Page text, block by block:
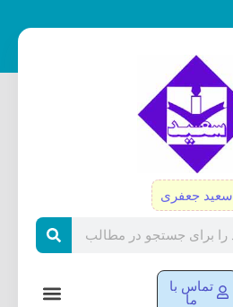
سعید جعفری
تماس با
ما